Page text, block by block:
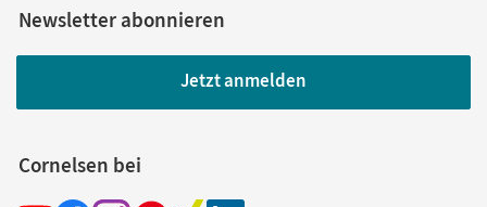
Newsletter abonnieren
Jetzt anmelden
Cornelsen bei